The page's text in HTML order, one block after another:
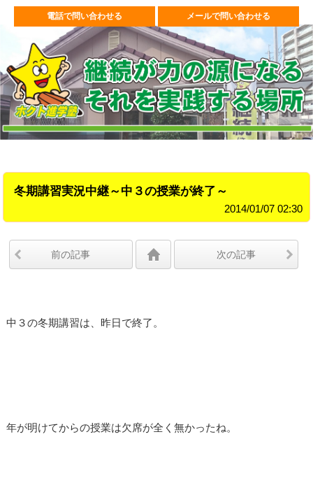
電話で問い合わせる メールで問い合わせる
冬期講習実況中継～中３の授業が終了～
2014/01/07 02:30
前の記事 次の記事
中３の冬期講習は、昨日で終了。
年が明けてからの授業は欠席が全く無かったね。